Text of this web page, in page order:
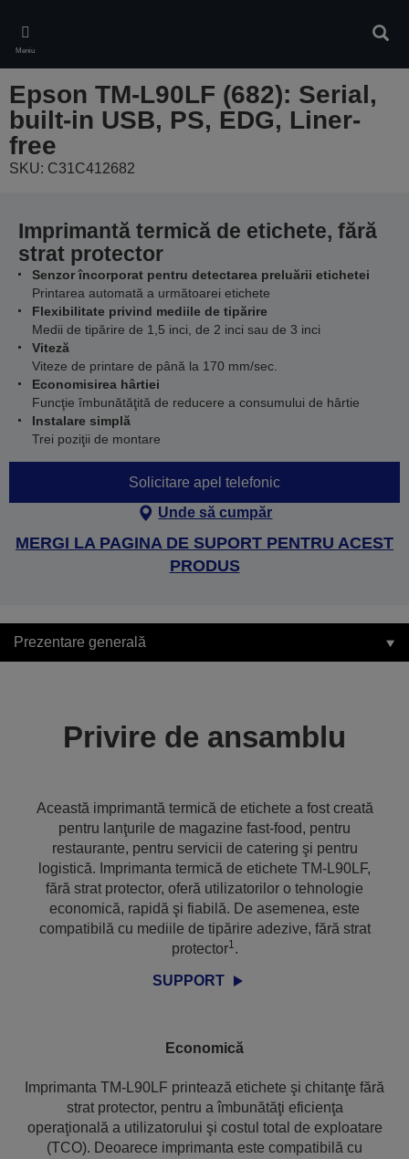
main
content
Meniu
Epson TM-L90LF (682): Serial,
built-in USB, PS, EDG, Liner-
free
SKU: C31C412682
Imprimantă termică de etichete, fără
strat protector
Senzor încorporat pentru detectarea preluării etichetei
Printarea automată a următoarei etichete
Flexibilitate privind mediile de tipărire
Medii de tipărire de 1,5 inci, de 2 inci sau de 3 inci
Viteză
Viteze de printare de până la 170 mm/sec.
Economisirea hârtiei
Funcţie îmbunătăţită de reducere a consumului de hârtie
Instalare simplă
Trei poziţii de montare
Solicitare apel telefonic
Unde să cumpăr
MERGI LA PAGINA DE SUPORT PENTRU ACEST
PRODUS
Prezentare generală
Privire de ansamblu
Această imprimantă termică de etichete a fost creată
pentru lanţurile de magazine fast-food, pentru
restaurante, pentru servicii de catering şi pentru
logistică. Imprimanta termică de etichete TM-L90LF,
fără strat protector, oferă utilizatorilor o tehnologie
economică, rapidă şi fiabilă. De asemenea, este
compatibilă cu mediile de tipărire adezive, fără strat
protector1.
SUPPORT
Economică
Imprimanta TM-L90LF printează etichete şi chitanţe fără
strat protector, pentru a îmbunătăţi eficienţa
operaţională a utilizatorului şi costul total de exploatare
(TCO). Deoarece imprimanta este compatibilă cu